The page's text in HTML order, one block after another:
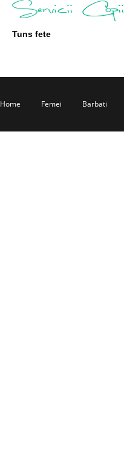
Servicii Copii
Tuns fete
Home Femei Barbati